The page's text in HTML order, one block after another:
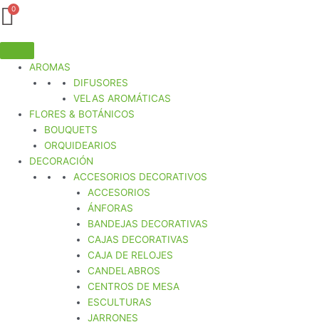
AROMAS
DIFUSORES
VELAS AROMÁTICAS
FLORES & BOTÁNICOS
BOUQUETS
ORQUIDEARIOS
DECORACIÓN
ACCESORIOS DECORATIVOS
ACCESORIOS
ÁNFORAS
BANDEJAS DECORATIVAS
CAJAS DECORATIVAS
CAJA DE RELOJES
CANDELABROS
CENTROS DE MESA
ESCULTURAS
JARRONES